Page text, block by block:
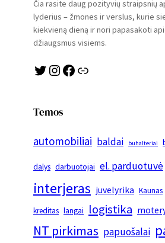
Čia rasite daug pozityvių straipsnių
lyderius – žmones ir verslus, kurie
kiekvieną dieną ir nori papasakoti
džiaugsmus visiems.
Twitter Instagram Facebook Link
Temos
automobiliai baldai buhalteriai
dalys darbuotojai el. parduotuvė
interjeras juvelyrika Kaunas
kreditas langai logistika
NT pirkimas papuošalai